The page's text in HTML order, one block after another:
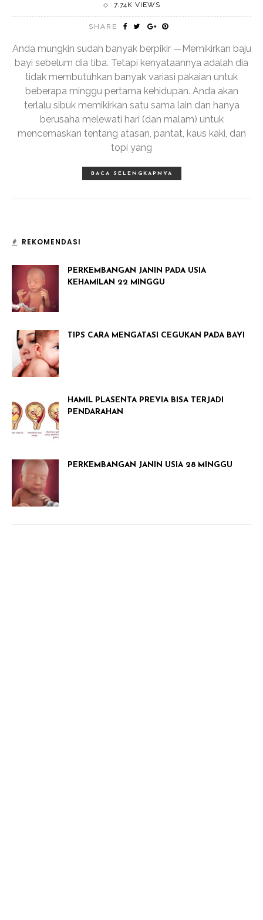
7.74K VIEWS
SHARE
Anda mungkin sudah banyak berpikir —Memikirkan baju
bayi sebelum dia tiba. Tetapi kenyataannya adalah dia
tidak membutuhkan banyak variasi pakaian untuk
beberapa minggu pertama kehidupan. Anda akan
terlalu sibuk memikirkan satu sama lain dan hanya
berusaha melewati hari (dan malam) untuk
mencemaskan tentang atasan, pantat, kaus kaki, dan
topi yang
BACA SELENGKAPNYA
REKOMENDASI
PERKEMBANGAN JANIN PADA USIA
KEHAMILAN 22 MINGGU
TIPS CARA MENGATASI CEGUKAN PADA BAYI
HAMIL PLASENTA PREVIA BISA TERJADI
PENDARAHAN
PERKEMBANGAN JANIN USIA 28 MINGGU